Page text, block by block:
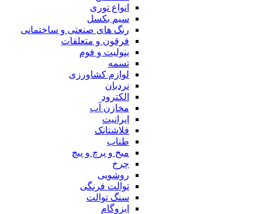
انواع توری
سیم بکسل
رنگ های صنعتی و ساختمانی
فرقون و متعلقات
ینولیت و فوم
تسمه
لوازم کشاورزی
نردبان
الکترود
مخازن آب
ایرانیت
فلاشتانک
طناب
میخ و پرچ و پیچ
چرخ
روشویی
توالت فرنگی
سنگ توالت
ایزوگام